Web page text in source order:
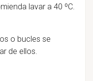
lavar a 40 ºC.
o bucles se
de ellos.